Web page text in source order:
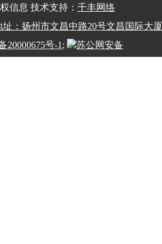
信息 技术支持： 千丰网络
址：扬州市文昌中路20号文昌国际大厦
20000675号-1;
苏公网安备